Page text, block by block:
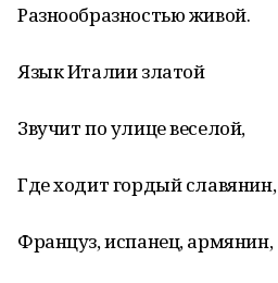
Разнообразностью живой.
Язык Италии златой
Звучит по улице веселой,
Где ходит гордый славянин,
Француз, испанец, армянин,